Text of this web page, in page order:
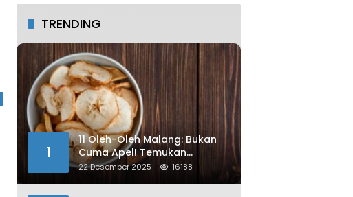
TRENDING
1
11 Oleh-Oleh Malang: Bukan
Cuma Apel! Temukan
Kelezatan Unik yang Wajib
22 Desember 2025 16188